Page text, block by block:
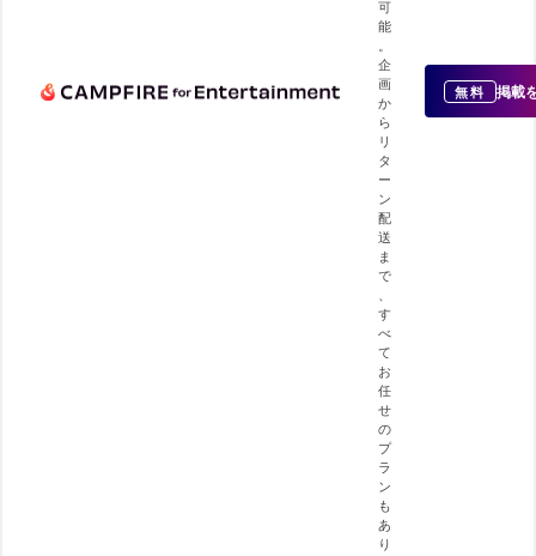
可
能
。
企
画
か
ら
リ
タ
ー
ン
配
送
ま
で
、
す
べ
て
お
任
せ
の
プ
ラ
ン
も
あ
り
無料 掲載